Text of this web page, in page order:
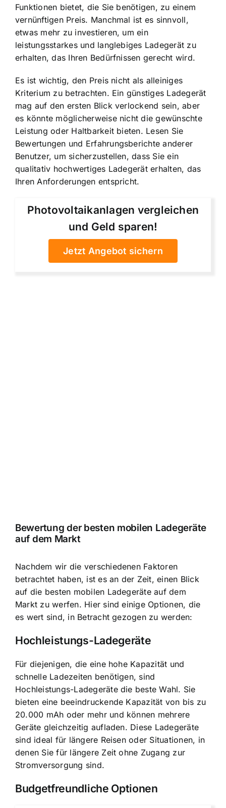
Funktionen bietet, die Sie benötigen, zu einem
vernünftigen Preis. Manchmal ist es sinnvoll,
etwas mehr zu investieren, um ein
leistungsstarkes und langlebiges Ladegerät zu
erhalten, das Ihren Bedürfnissen gerecht wird.
Es ist wichtig, den Preis nicht als alleiniges
Kriterium zu betrachten. Ein günstiges Ladegerät
mag auf den ersten Blick verlockend sein, aber
es könnte möglicherweise nicht die gewünschte
Leistung oder Haltbarkeit bieten. Lesen Sie
Bewertungen und Erfahrungsberichte anderer
Benutzer, um sicherzustellen, dass Sie ein
qualitativ hochwertiges Ladegerät erhalten, das
Ihren Anforderungen entspricht.
Photovoltaikanlagen vergleichen
und Geld sparen!
Jetzt Angebot sichern
Bewertung der besten mobilen Ladegeräte
auf dem Markt
Nachdem wir die verschiedenen Faktoren
betrachtet haben, ist es an der Zeit, einen Blick
auf die besten mobilen Ladegeräte auf dem
Markt zu werfen. Hier sind einige Optionen, die
es wert sind, in Betracht gezogen zu werden:
Hochleistungs-Ladegeräte
Für diejenigen, die eine hohe Kapazität und
schnelle Ladezeiten benötigen, sind
Hochleistungs-Ladegeräte die beste Wahl. Sie
bieten eine beeindruckende Kapazität von bis zu
20.000 mAh oder mehr und können mehrere
Geräte gleichzeitig aufladen. Diese Ladegeräte
sind ideal für längere Reisen oder Situationen, in
denen Sie für längere Zeit ohne Zugang zur
Stromversorgung sind.
Budgetfreundliche Optionen